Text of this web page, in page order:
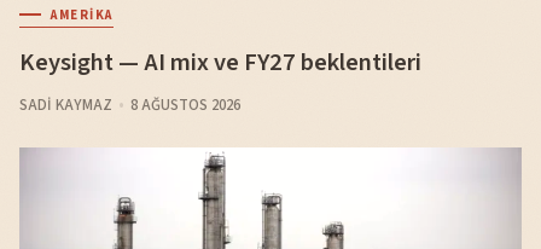
AMERIKA
Keysight — AI mix ve FY27 beklentileri
SADI KAYMAZ 8 AĞUSTOS 2026